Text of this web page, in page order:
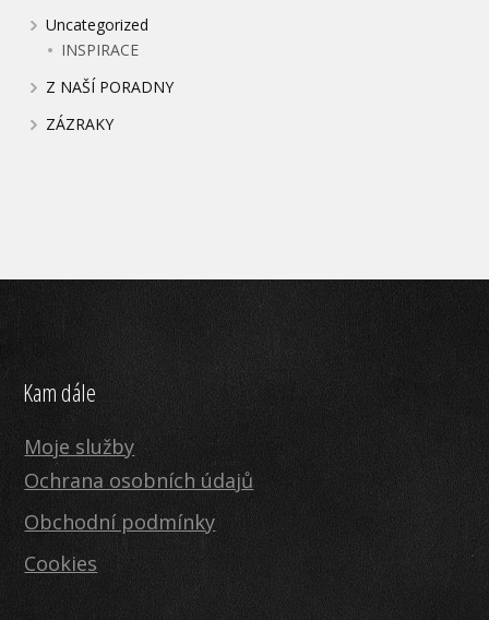
Uncategorized
INSPIRACE
Z NAŠÍ PORADNY
ZÁZRAKY
Kam dále
Moje služby
Ochrana osobních údajů
Obchodní podmínky
Cookies